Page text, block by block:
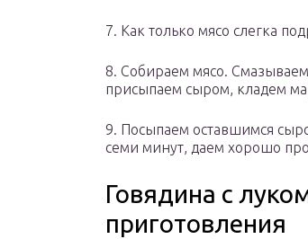
7. Как только мясо слегка
8. Собираем мясо.
присыпаем сыром, кладем
9. Посыпаем оставшимся
семи минут, даем хорошо
Говядина с
приготовления